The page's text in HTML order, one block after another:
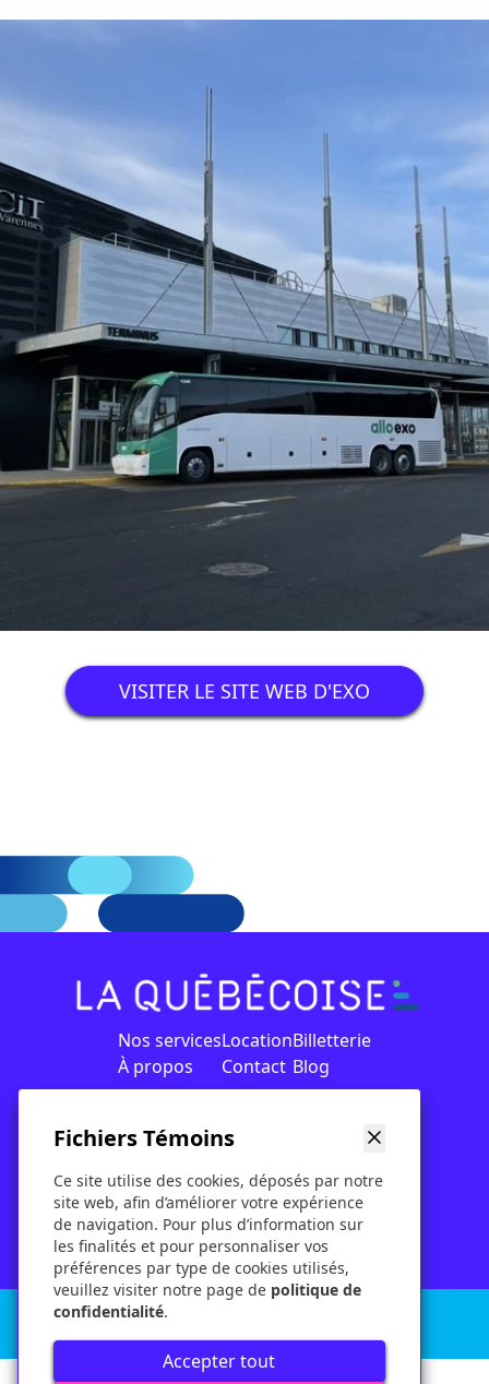
VISITER LE SITE WEB D'EXO
Nos services
À propos
Location
Contact
Billetterie
Blog
Conditions d'utilisation
Politique
Politique d'entreprise
© 2026 - Groupe La Québécoise Inc. - Tous
Fichiers Témoins
Ce site utilise des cookies, déposés par notre
site web, afin d’améliorer votre expérience
de navigation. Pour plus d’information sur
les finalités et pour personnaliser vos
préférences par type de cookies utilisés,
veuillez visiter notre page de politique de
confidentialité.
Accepter tout